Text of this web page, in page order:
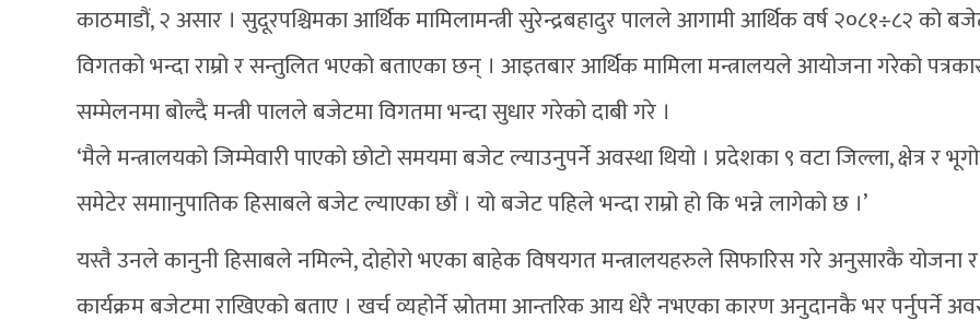
काठमाडौं, २ असार । सुदूरपश्चिमका आर्थिक मामिलामन्त्री सुरेन्द्रबहादुर पालले आगामी आर्थिक वर्ष २०८१÷८२ को
विगतको भन्दा राम्रो र सन्तुलित भएको बताएका छन् । आइतबार आर्थिक मामिला मन्त्रालयले आयोजना गरेको
सम्मेलनमा बोल्दै मन्त्री पालले बजेटमा विगतमा भन्दा सुधार गरेको दाबी गरे ।
‘मैले मन्त्रालयको जिम्मेवारी पाएको छोटो समयमा बजेट ल्याउनुपर्ने अवस्था थियो । प्रदेशका ९ वटा जिल्ला, क्षेत्र र
समेटेर समाानुपातिक हिसाबले बजेट ल्याएका छौं । यो बजेट पहिले भन्दा राम्रो हो कि भन्ने लागेको छ ।’
यस्तै उनले कानुनी हिसाबले नमिल्ने, दोहोरो भएका बाहेक विषयगत मन्त्रालयहरुले सिफारिस गरे अनुसारकै योजना र
कार्यक्रम बजेटमा राखिएको बताए । खर्च व्यहोर्ने स्रोतमा आन्तरिक आय धेरै नभएका कारण अनुदानकै भर पर्नुपर्ने